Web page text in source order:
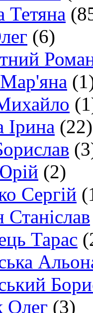
Тетяна
(6)
Мар'яна
Ірина (22)
(2)
Сергій
Станіслав
Тарас
Олег (3)